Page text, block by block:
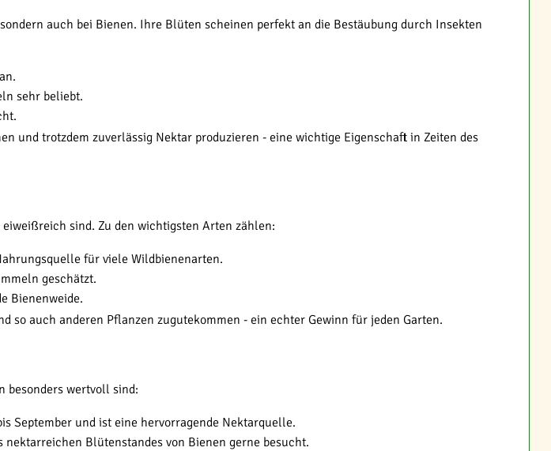
auch bei Bienen. Ihre Blüten scheinen perfekt an die Bestäubung durch Insekten
sehr beliebt.
und trotzdem zuverlässig Nektar produzieren - eine wichtige Eigenschaft in Zeiten des
sind. Zu den wichtigsten Arten zählen:
für viele Wildbienenarten.
geschätzt.
Bienenweide.
so auch anderen Pflanzen zugutekommen - ein echter Gewinn für jeden Garten.
besonders wertvoll sind:
September und ist eine hervorragende Nektarquelle.
Blütenstandes von Bienen gerne besucht.